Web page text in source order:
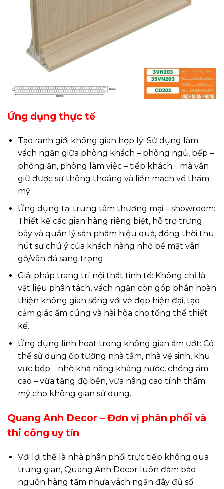
Ứng dụng thực tế
Tạo ranh giới không gian hợp lý: Sử dụng làm
vách ngăn giữa phòng khách – phòng ngủ, bếp –
phòng ăn, phòng làm việc – tiếp khách… mà vẫn
giữ được sự thông thoáng và liền mạch về thẩm
mỹ.
Ứng dụng tại trung tâm thương mại – showroom:
Thiết kế các gian hàng riêng biệt, hỗ trợ trưng
bày và quản lý sản phẩm hiệu quả, đồng thời thu
hút sự chú ý của khách hàng nhờ bề mặt vân
gỗ/vân đá sang trọng.
Giải pháp trang trí nội thất tinh tế: Không chỉ là
vật liệu phân tách, vách ngăn còn góp phần hoàn
thiện không gian sống với vẻ đẹp hiện đại, tạo
cảm giác ấm cúng và hài hòa cho tổng thể thiết
kế.
Ứng dụng linh hoạt trong không gian ẩm ướt: Có
thể sử dụng ốp tường nhà tắm, nhà vệ sinh, khu
vực bếp… nhờ khả năng kháng nước, chống ẩm
cao – vừa tăng độ bền, vừa nâng cao tính thẩm
mỹ cho không gian sử dụng.
Quang Anh Decor – Đơn vị phân phối và
thi công uy tín
Với lợi thế là nhà phân phối trực tiếp không qua
trung gian, Quang Anh Decor luôn đảm bảo
nguồn hàng tấm nhựa vách ngăn đầy đủ số